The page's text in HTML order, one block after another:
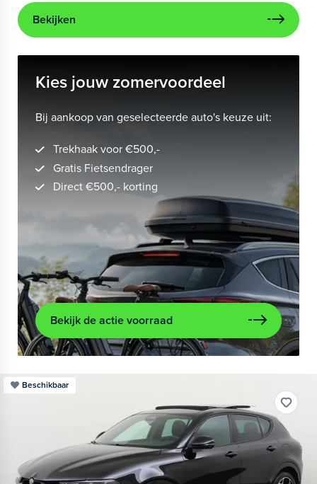
Bekijken
Kies jouw zomervoordeel
Bij aankoop van geselecteerde auto's keuze uit:
Trekhaak voor €500,-
Gratis Fietsendrager
Direct €500,- korting
Bekijk de actie voorraad
Beschikbaar